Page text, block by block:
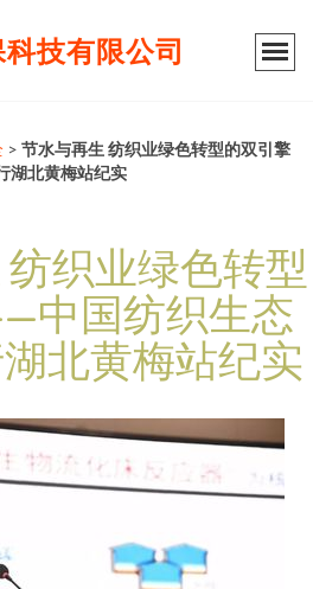
技有限公司
> 节水与再生 纺织业绿色转型的双引擎
湖北黄梅站纪实
织业绿色转型
中国纺织生态
北黄梅站纪实